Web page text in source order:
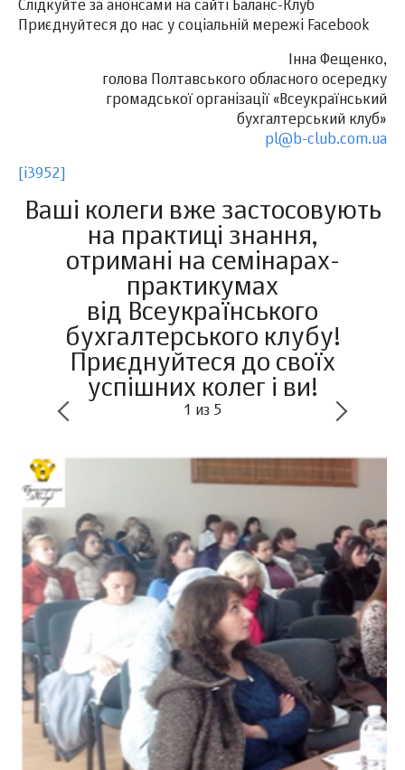
Слідкуйте за анонсами на сайті Баланс-Клуб
Приєднуйтеся до нас у соціальній мережі Facebook
Iнна Фещенко,
голова Полтавського обласного осередку
громадської організації «Всеукраїнський
бухгалтерський клуб»
pl@b-club.com.ua
[i3952]
Ваші колеги вже застосовують
на практиці знання,
отримані на семінарах-
практикумах
від Всеукраїнського
бухгалтерського клубу!
Приєднуйтеся до своїх
успішних колег і ви!
1 из 5